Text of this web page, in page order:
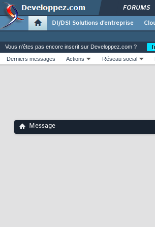
FORUMS
DI/DSI Solutions d'entreprise
Vous n'êtes pas encore inscrit sur Developpez.com ?
Derniers messages
Actions Réseau social
Message